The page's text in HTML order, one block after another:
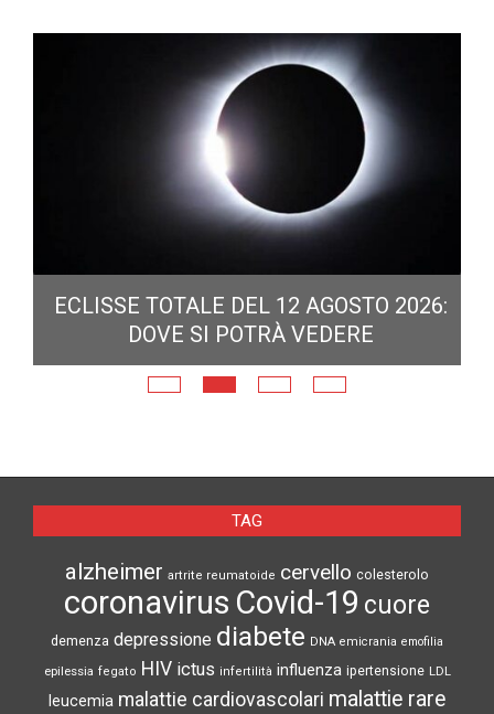
ECLISSE TOTALE DEL 12 AGOSTO 2026:
DOVE SI POTRÀ VEDERE
TAG
alzheimer artrite reumatoide cervello colesterolo
coronavirus Covid-19 cuore
demenza depressione diabete DNA emicrania emofilia
epilessia fegato HIV ictus infertilità influenza ipertensione LDL
leucemia malattie cardiovascolari malattie rare